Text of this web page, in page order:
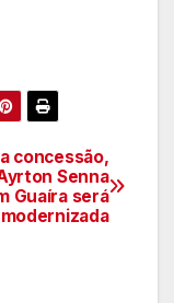
concessão,
Senna
Guaíra será
modernizada